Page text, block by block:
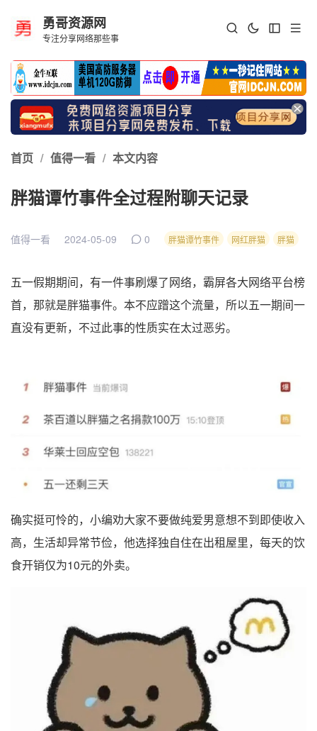
勇哥资源网
专注分享网络那些事
首页 / 值得一看 / 本文内容
胖猫谭竹事件全过程附聊天记录
值得一看 2024-05-09 0 胖猫谭竹事件 网红胖猫 胖猫
五一假期期间，有一件事刷爆了网络，霸屏各大网络平台榜
首，那就是胖猫事件。本不应蹭这个流量，所以五一期间一
直没有更新，不过此事的性质实在太过恶劣。
确实挺可怜的，小编劝大家不要做纯爱男意想不到即使收入
高，生活却异常节俭，他选择独自住在出租屋里，每天的饮
食开销仅为10元的外卖。